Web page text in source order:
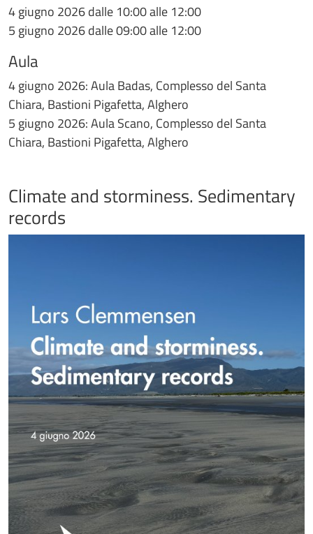
4 giugno 2026 dalle 10:00 alle 12:00
5 giugno 2026 dalle 09:00 alle 12:00
Aula
4 giugno 2026: Aula Badas, Complesso del Santa
Chiara, Bastioni Pigafetta, Alghero
5 giugno 2026: Aula Scano, Complesso del Santa
Chiara, Bastioni Pigafetta, Alghero
Climate and storminess. Sedimentary
records